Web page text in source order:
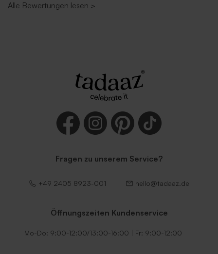
Alle Bewertungen lesen >
Fragen zu unserem Service?
+49 2405 8923-001 hello@tadaaz.de
Öffnungszeiten Kundenservice
Mo-Do: 9:00-12:00/13:00-16:00 | Fr: 9:00-12:00